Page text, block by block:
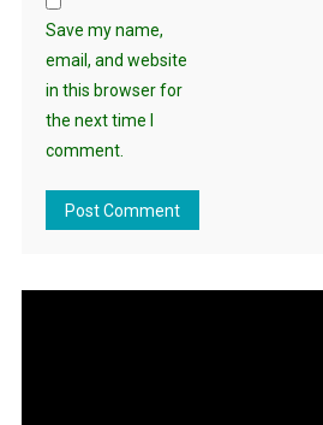
Save my name,
email, and website
in this browser for
the next time I
comment.